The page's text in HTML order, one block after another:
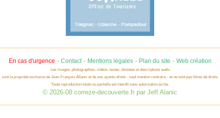
En cas d'urgence - Contact- Mentions légales- Plan du site - Web création
Les images, photographies, vidéos, textes, données et descriptions audio
sont la propriété exclusive de Jean-François Allanic et de ses ayants-droits - sauf mention contraire - et ne sont pas libres de droits.
Toute reproduction totale ou partielle est interdit sans autorisation écrite.
© 2026-08 correze-decouverte.fr par Jeff Alanic